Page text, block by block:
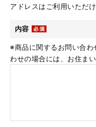
アドレスはご利用いただ
内容
※商品に関するお問い合
わせの場合には、お住ま